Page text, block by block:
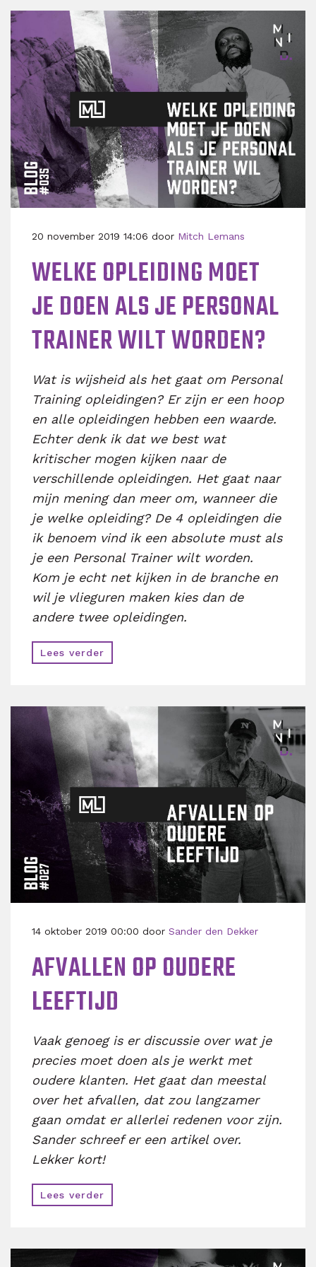
20 november 2019 14:06 door Mitch Lemans
WELKE OPLEIDING MOET
JE DOEN ALS JE PERSONAL
TRAINER WILT WORDEN?
Wat is wijsheid als het gaat om Personal
Training opleidingen? Er zijn er een hoop
en alle opleidingen hebben een waarde.
Echter denk ik dat we best wat
kritischer mogen kijken naar de
verschillende opleidingen. Het gaat naar
mijn mening dan meer om, wanneer die
je welke opleiding? De 4 opleidingen die
ik benoem vind ik een absolute must als
je een Personal Trainer wilt worden.
Kom je echt net kijken in de branche en
wil je vlieguren maken kies dan de
andere twee opleidingen.
Lees verder
14 oktober 2019 00:00 door Sander den Dekker
AFVALLEN OP OUDERE
LEEFTIJD
Vaak genoeg is er discussie over wat je
precies moet doen als je werkt met
oudere klanten. Het gaat dan meestal
over het afvallen, dat zou langzamer
gaan omdat er allerlei redenen voor zijn.
Sander schreef er een artikel over.
Lekker kort!
Lees verder